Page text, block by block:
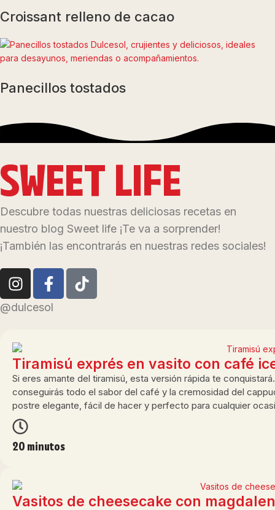
Croissant relleno de cacao
Panecillos tostados
SWEET LIFE
Descubre todas nuestras deliciosas recetas en
nuestro blog Sweet life ¡Te va a sorprender!
¡También las encontrarás en nuestras redes sociales!
@dulcesol
Tiramisú exprés en vasito con café
Si eres amante del tiramisú, esta versión rápida te
conseguirás todo el sabor del café y la cremosidad del
postre elegante, fácil de hacer y perfecto para cualquier
20 minutos
Vasitos de cheesecake con